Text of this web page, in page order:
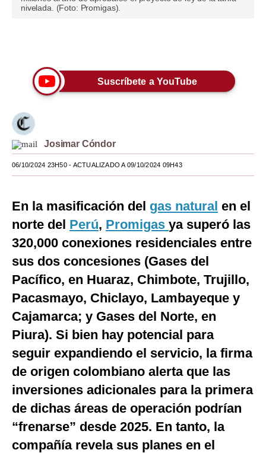
Tendencias
Moda
Mundo
México
Internacional
Tecnología
Mix
G de Gestión
Notas Contratadas
Gestión TV
Videos
nivelada. (Foto: Promigas).
Suscríbete a YouTube
Josimar Cóndor
06/10/2024 23H50- ACTUALIZADO A 09/10/2024 09H43
En la masificación del gas natural en el
norte del Perú, Promigas ya superó las
320,000 conexiones residenciales entre
sus dos concesiones (Gases del
Pacífico, en Huaraz, Chimbote, Trujillo,
Pacasmayo, Chiclayo, Lambayeque y
Cajamarca; y Gases del Norte, en
Piura). Si bien hay potencial para
seguir expandiendo el servicio, la firma
de origen colombiano alerta que las
inversiones adicionales para la primera
de dichas áreas de operación podrían
“frenarse” desde 2025. En tanto, la
compañía revela sus planes en el